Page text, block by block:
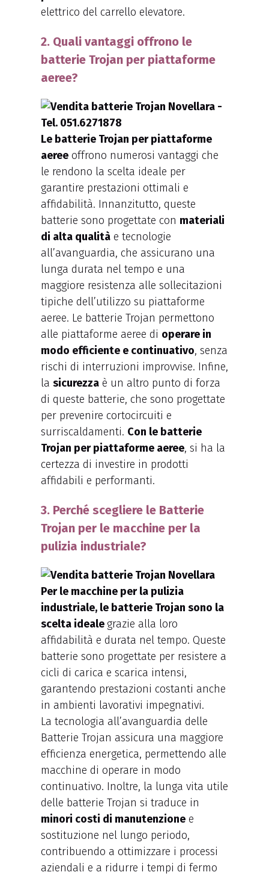
elettrico del carrello elevatore.
2. Quali vantaggi offrono le
batterie Trojan per piattaforme
aeree?
Le batterie Trojan per piattaforme
aeree offrono numerosi vantaggi che
le rendono la scelta ideale per
garantire prestazioni ottimali e
affidabilità. Innanzitutto, queste
batterie sono progettate con materiali
di alta qualità e tecnologie
all’avanguardia, che assicurano una
lunga durata nel tempo e una
maggiore resistenza alle sollecitazioni
tipiche dell’utilizzo su piattaforme
aeree. Le batterie Trojan permettono
alle piattaforme aeree di operare in
modo efficiente e continuativo, senza
rischi di interruzioni improvvise. Infine,
la sicurezza è un altro punto di forza
di queste batterie, che sono progettate
per prevenire cortocircuiti e
surriscaldamenti. Con le batterie
Trojan per piattaforme aeree, si ha la
certezza di investire in prodotti
affidabili e performanti.
3. Perché scegliere le Batterie
Trojan per le macchine per la
pulizia industriale?
Per le macchine per la pulizia
industriale, le batterie Trojan sono la
scelta idealegrazie alla loro
affidabilità e durata nel tempo. Queste
batterie sono progettate per resistere a
cicli di carica e scarica intensi,
garantendo prestazioni costanti anche
in ambienti lavorativi impegnativi.
La tecnologia all’avanguardia delle
Batterie Trojan assicura una maggiore
efficienza energetica, permettendo alle
macchine di operare in modo
continuativo. Inoltre, la lunga vita utile
delle batterie Trojan si traduce in
minori costi di manutenzione e
sostituzione nel lungo periodo,
contribuendo a ottimizzare i processi
aziendali e a ridurre i tempi di fermo